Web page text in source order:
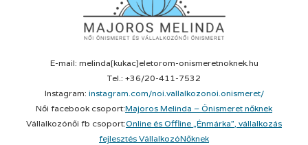
E-mail: melinda[kukac]eletorom-onismeretnoknek.hu
Tel.: +36/20-411-7532
Instagram: instagram.com/noi.vallalkozonoi.onismeret/
Női facebook csoport:Majoros Melinda – Önismeret nőknek
Vállalkozónői fb csoport:Online és Offline „Énmárka”, vállalkozás
fejlesztés VállalkozóNőknek